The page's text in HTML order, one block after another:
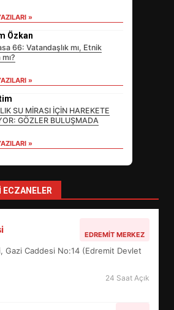
»
Özkan
66: Vatandaşlık mı, Etnik
mı?
»
SU MİRASI İÇİN HAREKETE
GÖZLER BULUŞMADA
»
ECZANELER
EDREMIT MERKEZ
Gazi Caddesi No:14 (Edremit Devlet
24 Saat Açık
NE
MÜZELERİNDE SÜRE
NE DEĞİŞTİ?